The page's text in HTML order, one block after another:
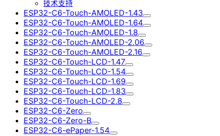
技术支持
ESP32-C6-Touch-AMOLED-1.43
ESP32-C6-Touch-AMOLED-1.64
ESP32-C6-Touch-AMOLED-1.8
ESP32-C6-Touch-AMOLED-2.06
ESP32-C6-Touch-AMOLED-2.16
ESP32-C6-Touch-LCD-1.47
ESP32-C6-Touch-LCD-1.54
ESP32-C6-Touch-LCD-1.69
ESP32-C6-Touch-LCD-1.83
ESP32-C6-Touch-LCD-2.8
ESP32-C6-Zero
ESP32-C6-Zero-B
ESP32-C6-ePaper-1.54